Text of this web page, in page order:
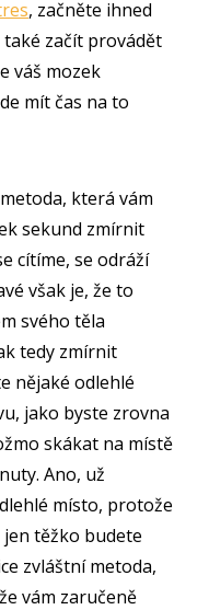
, začněte ihned
začít provádět
váš mozek
mít čas na to
která vám
sekund zmírnit
cítíme, se odráží
však je, že to
svého těla
tedy zmírnit
nějaké odlehlé
jako byste zrovna
skákat na místě
Ano, už
místo, protože
těžko budete
zvláštní metoda,
vám zaručeně